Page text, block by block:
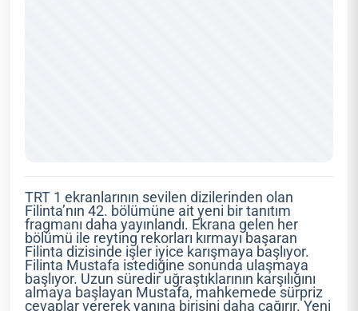
TRT 1 ekranlarının sevilen dizilerinden olan
Filinta’nın 42. bölümüne ait yeni bir tanıtım
fragmanı daha yayınlandı. Ekrana gelen her
bölümü ile reyting rekorları kırmayı başaran
Filinta dizisinde işler iyice karışmaya başlıyor.
Filinta Mustafa istediğine sonunda ulaşmaya
başlıyor. Uzun süredir uğraştıklarının karşılığını
almaya başlayan Mustafa, mahkemede sürpriz
cevaplar vererek yanına birisini daha çağırır. Yeni